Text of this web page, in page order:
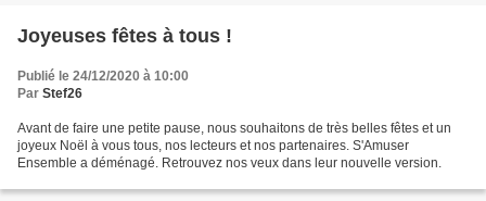
Joyeuses fêtes à tous !
Publié le 24/12/2020 à 10:00
Par Stef26
Avant de faire une petite pause, nous souhaitons de très belles fêtes et un
joyeux Noël à vous tous, nos lecteurs et nos partenaires. S'Amuser
Ensemble a déménagé. Retrouvez nos veux dans leur nouvelle version.